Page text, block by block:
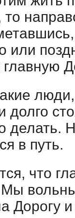
то
долго
делать.
в путь.
что
Дорогу